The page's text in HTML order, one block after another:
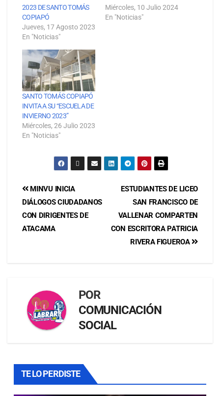
2023 DE SANTO TOMÁS
COPIAPÓ
Jueves, 17 Agosto 2023
En "Noticias"
Miércoles, 10 Julio 2024
En "Noticias"
SANTO TOMÁS COPIAPÓ
INVITA A SU “ESCUELA DE
INVIERNO 2023”
Miércoles, 26 Julio 2023
En "Noticias"
ESTUDIANTES DE LICEO
SAN FRANCISCO DE
VALLENAR COMPARTEN
CON ESCRITORA PATRICIA
RIVERA FIGUEROA
MINVU INICIA
DIÁLOGOS CIUDADANOS
CON DIRIGENTES DE
ATACAMA
POR
COMUNICACIÓN
SOCIAL
TE LO PERDISTE